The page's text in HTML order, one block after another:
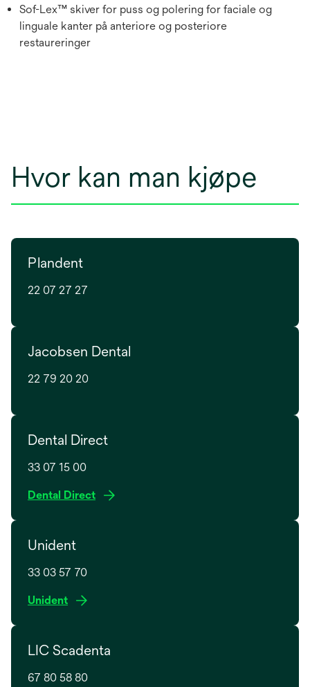
Sof-Lex™ skiver for puss og polering for faciale og
linguale kanter på anteriore og posteriore
restaureringer
Hvor kan man kjøpe
Plandent
22 07 27 27
Jacobsen Dental
22 79 20 20
Dental Direct
33 07 15 00
Dental Directo
e
Unident
33 03 57 70
Unidento
n
i
LIC Scadenta
67 80 58 80